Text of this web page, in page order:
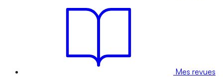
Mes revues